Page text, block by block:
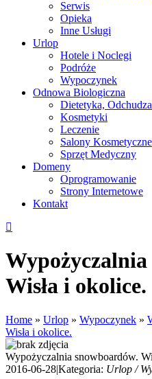
Serwis
Opieka
Inne Usługi
Urlop
Hotele i Noclegi
Podróże
Wypoczynek
Odnowa Biologiczna
Dietetyka,
Kosmetyki
Leczenie
Salony Kosmetyczne
Sprzęt Medyczny
Domeny
Oprogramowanie
Strony Internetowe
Kontakt
Wisła i okolice.
Home » Urlop » Wypoczynek »
Wisła i okolice.
Wypożyczalnia snowboardów.
2016-06-28|Kategoria: Urlop /